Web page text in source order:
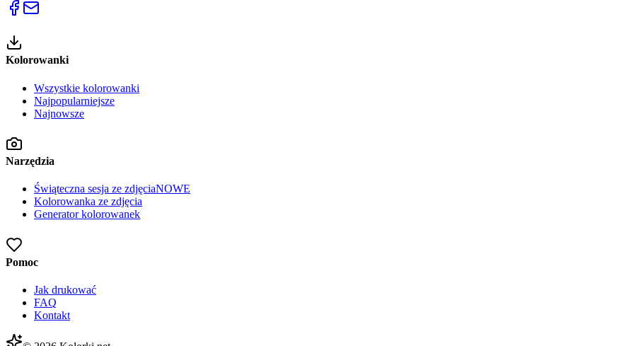
Kolorowanki
Wszystkie kolorowanki
Najpopularniejsze
Najnowsze
Narzędzia
Świąteczna sesja ze zdjęciaNOWE
Kolorowanka ze zdjęcia
Generator kolorowanek
Pomoc
Jak drukować
FAQ
Kontakt